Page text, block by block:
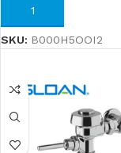
AÑADIR AL CARRITO
SKU: B000H5OOI2